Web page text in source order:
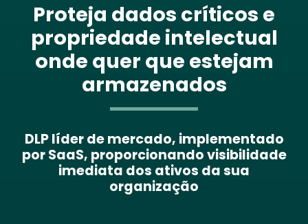
Proteja dados críticos e
propriedade intelectual
onde quer que estejam
armazenados
DLP líder de mercado, implementado
por SaaS, proporcionando visibilidade
imediata dos ativos da sua
organização